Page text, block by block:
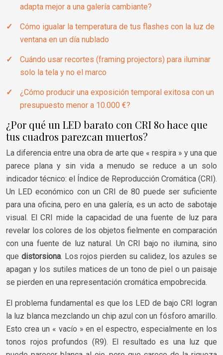
adapta mejor a una galería cambiante?
Cómo igualar la temperatura de tus flashes con la luz de
ventana en un día nublado
Cuándo usar recortes (framing projectors) para iluminar
solo la tela y no el marco
¿Cómo producir una exposición temporal exitosa con un
presupuesto menor a 10.000 €?
¿Por qué un LED barato con CRI 80 hace que
tus cuadros parezcan muertos?
La diferencia entre una obra de arte que « respira » y una que
parece plana y sin vida a menudo se reduce a un solo
indicador técnico: el Índice de Reproducción Cromática (CRI).
Un LED económico con un CRI de 80 puede ser suficiente
para una oficina, pero en una galería, es un acto de sabotaje
visual. El CRI mide la capacidad de una fuente de luz para
revelar los colores de los objetos fielmente en comparación
con una fuente de luz natural. Un CRI bajo no ilumina, sino
que distorsiona. Los rojos pierden su calidez, los azules se
apagan y los sutiles matices de un tono de piel o un paisaje
se pierden en una representación cromática empobrecida.
El problema fundamental es que los LED de bajo CRI logran
la luz blanca mezclando un chip azul con un fósforo amarillo.
Esto crea un « vacío » en el espectro, especialmente en los
tonos rojos profundos (R9). El resultado es una luz que